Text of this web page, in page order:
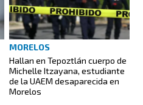
MORELOS
Hallan en Tepoztlán cuerpo de
Michelle Itzayana, estudiante
de la UAEM desaparecida en
Morelos